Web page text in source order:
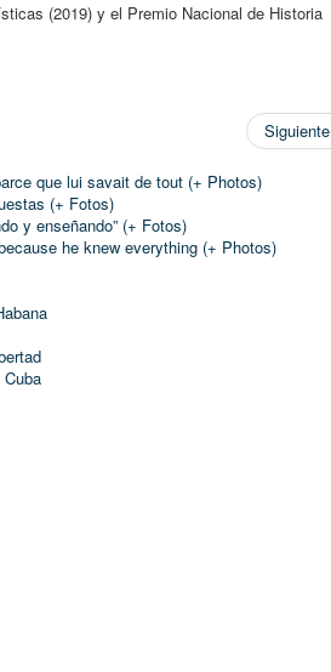
(2019) y el Premio Nacional de Historia
Siguiente
que lui savait de tout (+ Photos)
(+ Fotos)
y enseñando” (+ Fotos)
he knew everything (+ Photos)